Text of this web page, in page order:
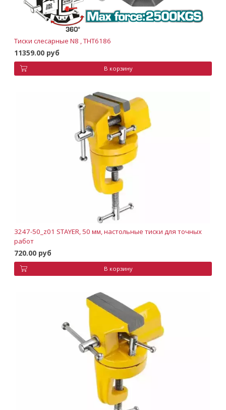
Тиски слесарные N8 , THT6186
11359.00 руб
В корзину
3247-50_z01 STAYER, 50 мм, настольные тиски для точных
работ
720.00 руб
В корзину